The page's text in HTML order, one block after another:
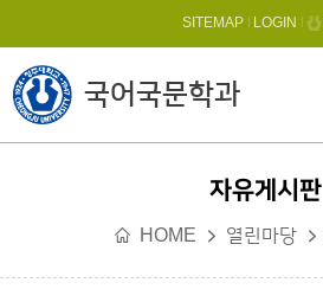
본문 바로가기
국어국문학과
SITEMAP LOGIN
자유게시판
HOME 열린마당